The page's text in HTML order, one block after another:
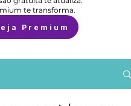
te transforma.
Premium